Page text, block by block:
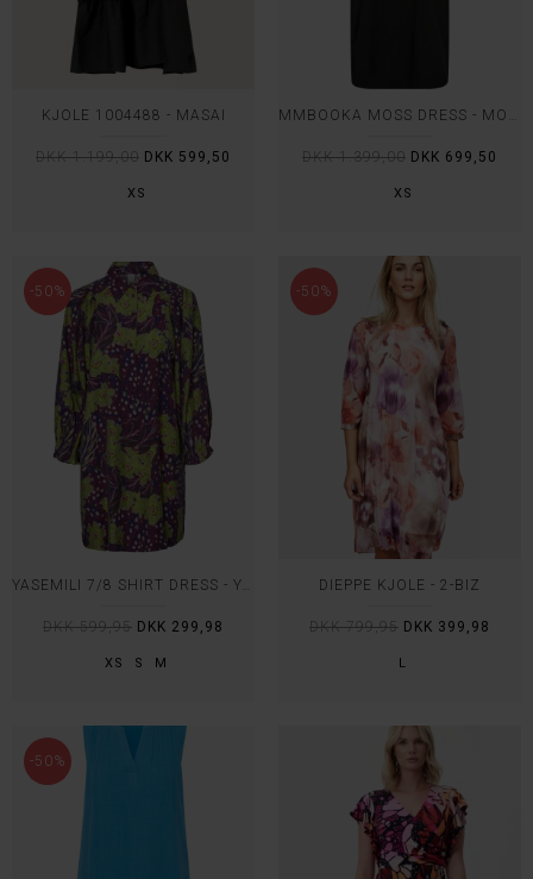
XS
KJOLE 1004488 - MASAI
DKK 1.199,00 DKK 599,50
XS
MMBOOKA MOSS DRESS - MOS MOSH
DKK 1.399,00 DKK 699,50
-50%
XS S M
YASEMILI 7/8 SHIRT DRESS - YAS
DKK 599,95 DKK 299,98
-50%
L
DIEPPE KJOLE - 2-BIZ
DKK 799,95 DKK 399,98
-50%